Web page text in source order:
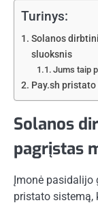
Turinys:
Solanos
sluoksnis
Jums taip
Pay.sh
Solanos
pagrįstas
Įmonė pasidalijo
pristato sistemą,